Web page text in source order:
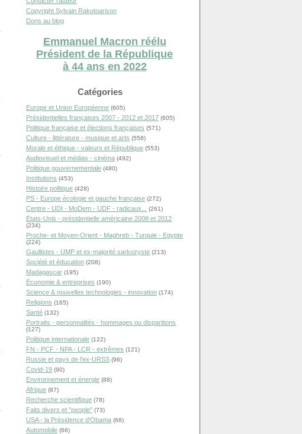
Copyright Sylvain Rakotoarison
Dons au blog
Emmanuel Macron réélu
Président de la République
à 44 ans en 2022
Catégories
Europe et Union Européenne (605)
Présidentielles françaises 2007 - 2012 et 2017 (605)
Politique française et élections françaises (571)
Culture - littérature - musique et arts (558)
Morale et éthique - valeurs et République (553)
Audiovisuel et médias - cinéma (492)
Politique gouvernementale (480)
Institutions (453)
Histoire politique (428)
PS - Europe écologie et gauche française (272)
Centre - UDI - MoDem - UDF - radicaux... (261)
États-Unis - présidentielle américaine 2008 et 2012
(234)
Proche- et Moyen-Orient - Maghreb - Turquie - Egypte
(224)
Gaullistes - UMP et ex-majorité sarkozyste (213)
Société et éducation (208)
Madagascar (195)
Économie & entreprises (190)
Science & nouvelles technologies - innovation (174)
Religions (165)
Santé (132)
Portraits - personnalités - hommages ou disparitions
(127)
Politique internationale (122)
FN - PCF - NPA - LCR - extrêmes (121)
Russie et pays de l'ex-URSS (96)
Covid-19 (90)
Environnement et énergie (88)
Afrique (87)
Recherche scientifique (78)
Faits divers et "people" (73)
USA - la Présidence d'Obama (68)
Automobile (66)